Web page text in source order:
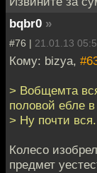
bqbr0 »
#76 | 21.01.13
Кому: bizya,
> Вобщемта
половой ебле
> Ну почти вся.
Колесо
предмет